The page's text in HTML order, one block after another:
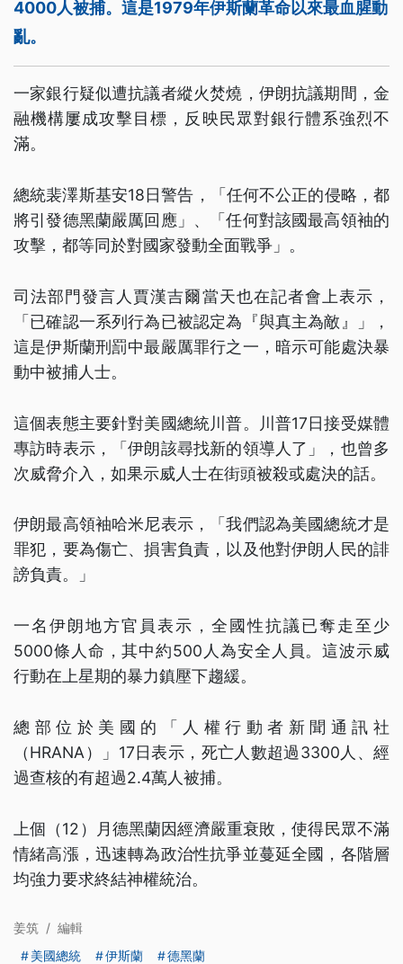
4000人被捕。這是1979年伊斯蘭革命以來最血腥動
亂。
一家銀行疑似遭抗議者縱火焚燒，伊朗抗議期間，金
融機構屢成攻擊目標，反映民眾對銀行體系強烈不
滿。
總統裴澤斯基安18日警告，「任何不公正的侵略，都
將引發德黑蘭嚴厲回應」、「任何對該國最高領袖的
攻擊，都等同於對國家發動全面戰爭」。
司法部門發言人賈漢吉爾當天也在記者會上表示，
「已確認一系列行為已被認定為『與真主為敵』」，
這是伊斯蘭刑罰中最嚴厲罪行之一，暗示可能處決暴
動中被捕人士。
這個表態主要針對美國總統川普。川普17日接受媒體
專訪時表示，「伊朗該尋找新的領導人了」，也曾多
次威脅介入，如果示威人士在街頭被殺或處決的話。
伊朗最高領袖哈米尼表示，「我們認為美國總統才是
罪犯，要為傷亡、損害負責，以及他對伊朗人民的誹
謗負責。」
一名伊朗地方官員表示，全國性抗議已奪走至少
5000條人命，其中約500人為安全人員。這波示威
行動在上星期的暴力鎮壓下趨緩。
總部位於美國的「人權行動者新聞通訊社
（HRANA）」17日表示，死亡人數超過3300人、經
過查核的有超過2.4萬人被捕。
上個（12）月德黑蘭因經濟嚴重衰敗，使得民眾不滿
情緒高漲，迅速轉為政治性抗爭並蔓延全國，各階層
均強力要求終結神權統治。
姜筑 / 編輯
美國總統
伊斯蘭
德黑蘭